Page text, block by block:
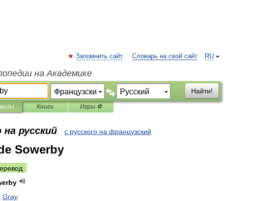
RU
Запомнить сайт Словарь на свой сайт
на Академике
Найти!
Книги Игры ⚽
русский с русского на французский
Sowerby
Gray